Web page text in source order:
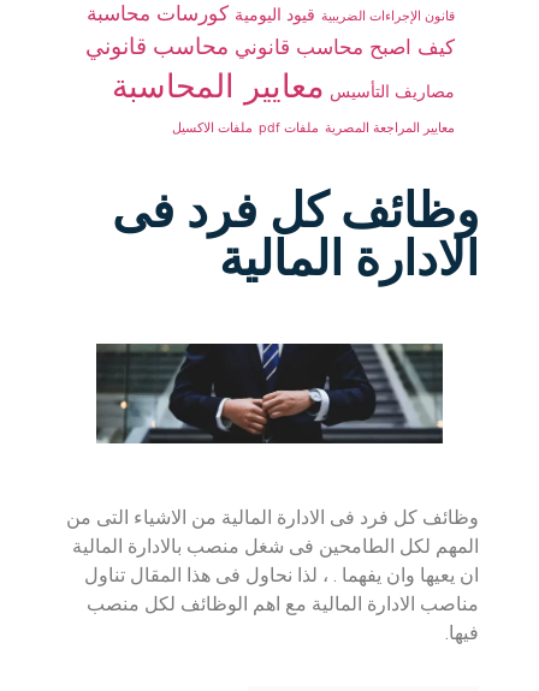
قانون الإجراءات الضريبية قيود اليومية كورسات محاسبة
كيف اصبح محاسب قانوني محاسب قانوني
مصاريف التأسيس معايير المحاسبة
معايير المراجعة المصرية ملفات pdf ملفات الاكسيل
وظائف كل فرد فى
الادارة المالية
وظائف كل فرد فى الادارة المالية من الاشياء التى من
المهم لكل الطامحين فى شغل منصب بالادارة المالية
ان يعيها وان يفهما . ، لذا نحاول فى هذا المقال تناول
مناصب الادارة المالية مع اهم الوظائف لكل منصب
فيها.